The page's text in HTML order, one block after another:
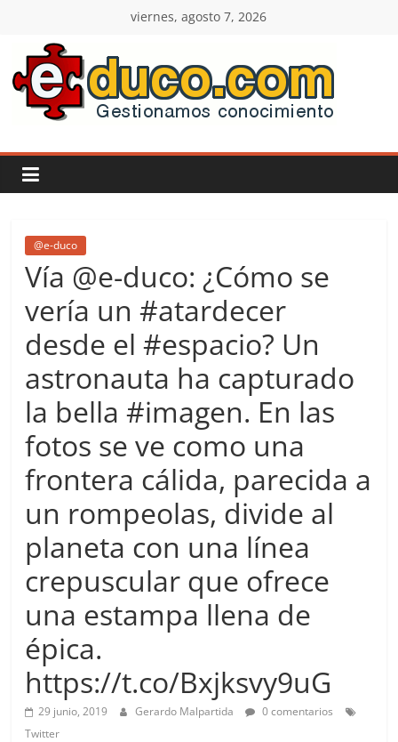
contenido
viernes, agosto 7, 2026
E-
duco:
Gestión
del
Conocimiento
Learn
Do
more.
Be
more.
@e-duco
Vía @e-duco: ¿Cómo se
vería un #atardecer
desde el #espacio? Un
astronauta ha capturado
la bella #imagen. En las
fotos se ve como una
frontera cálida, parecida a
un rompeolas, divide al
planeta con una línea
crepuscular que ofrece
una estampa llena de
épica.
https://t.co/Bxjksvy9uG
29 junio, 2019 Gerardo Malpartida
0 comentarios
Twitter